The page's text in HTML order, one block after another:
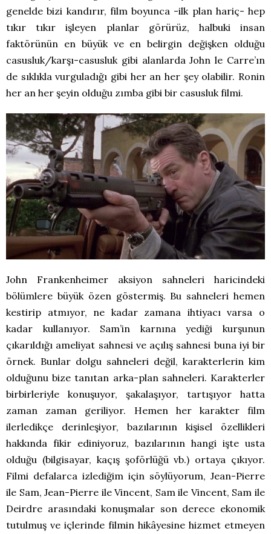
genelde bizi kandırır, film boyunca -ilk plan hariç- hep
tıkır tıkır işleyen planlar görürüz, halbuki insan
faktörünün en büyük ve en belirgin değişken olduğu
casusluk/karşı-casusluk gibi alanlarda John le Carre’ın
de sıklıkla vurguladığı gibi her an her şey olabilir. Ronin
her an her şeyin olduğu zımba gibi bir casusluk filmi.
John Frankenheimer aksiyon sahneleri haricindeki
bölümlere büyük özen göstermiş. Bu sahneleri hemen
kestirip atmıyor, ne kadar zamana ihtiyacı varsa o
kadar kullanıyor. Sam’in karnına yediği kurşunun
çıkarıldığı ameliyat sahnesi ve açılış sahnesi buna iyi bir
örnek. Bunlar dolgu sahneleri değil, karakterlerin kim
olduğunu bize tanıtan arka-plan sahneleri. Karakterler
birbirleriyle konuşuyor, şakalaşıyor, tartışıyor hatta
zaman zaman geriliyor. Hemen her karakter film
ilerledikçe derinleşiyor, bazılarının kişisel özellikleri
hakkında fikir ediniyoruz, bazılarının hangi işte usta
olduğu (bilgisayar, kaçış şoförlüğü vb.) ortaya çıkıyor.
Filmi defalarca izlediğim için söylüyorum, Jean-Pierre
ile Sam, Jean-Pierre ile Vincent, Sam ile Vincent, Sam ile
Deirdre arasındaki konuşmalar son derece ekonomik
tutulmuş ve içlerinde filmin hikâyesine hizmet etmeyen